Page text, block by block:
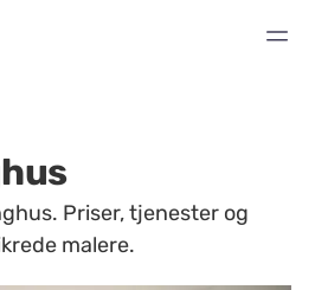
Priser, tjenester og
malere.